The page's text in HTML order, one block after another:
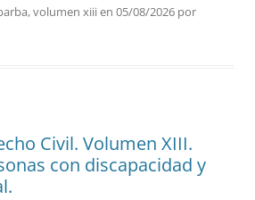
,volumen xiiien 05/08/2026 por
Civil. Volumen XIII.
con discapacidad y